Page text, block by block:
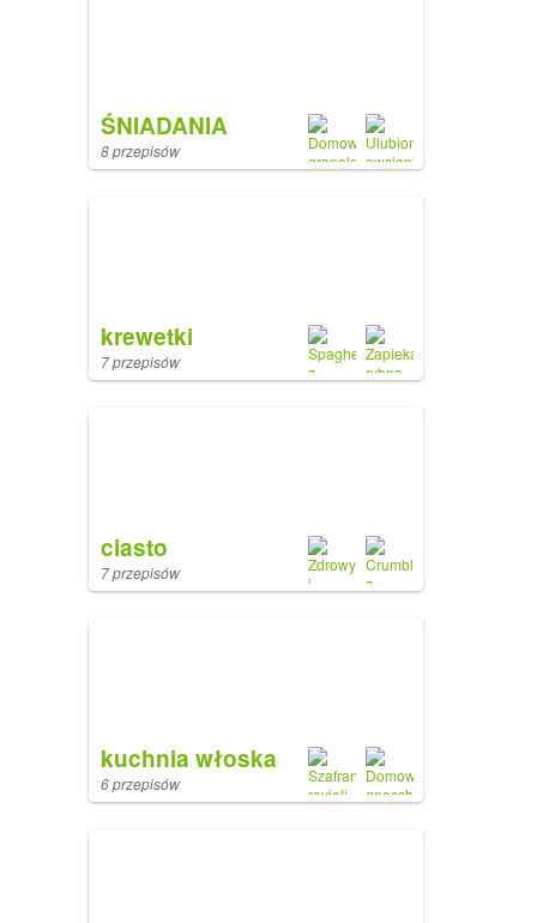
ŚNIADANIA
8 przepisów
krewetki
7 przepisów
ciasto
7 przepisów
kuchnia włoska
6 przepisów